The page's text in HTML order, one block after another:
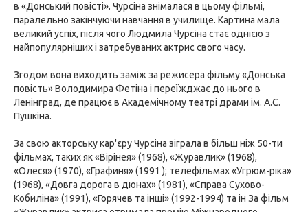
в «Донський повісті». Чурсіна знімалася в цьому фільмі,
паралельно закінчуючи навчання в училище. Картина мала
великий успіх, після чого Людмила Чурсіна стає однією з
найпопулярніших і затребуваних актрис свого часу.
Згодом вона виходить заміж за режисера фільму «Донська
повість» Володимира Фетіна і переїжджає до нього в
Ленінград, де працює в Академічному театрі драми ім. А.С.
Пушкіна.
За свою акторську кар'єру Чурсіна зіграла в більш ніж 50-ти
фільмах, таких як «Вірінея» (1968), «Журавлик» (1968),
«Олеся» (1970), «Графиня» (1991 ); телефільмах «Угрюм-ріка»
(1968), «Довга дорога в дюнах» (1981), «Справа Сухово-
Кобиліна» (1991), «Горячев та інші» (1992-1994) та ін За фільм